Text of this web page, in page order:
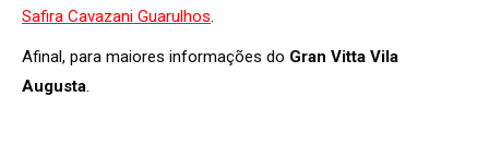
Safira Cavazani Guarulhos.
Afinal, para maiores informações do Gran Vitta Vila
Augusta.